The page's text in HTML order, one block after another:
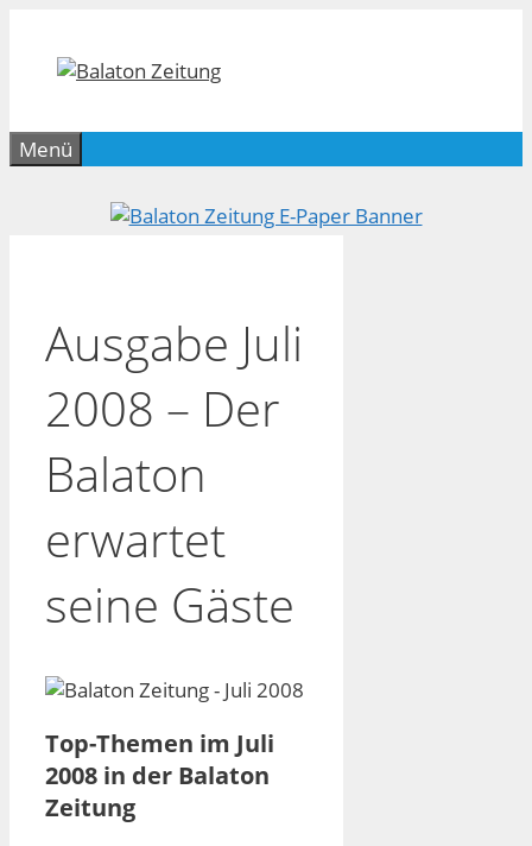
springen
Menü
Ausgabe Juli
2008 – Der
Balaton
erwartet
seine Gäste
Top-Themen im Juli
2008 in der Balaton
Zeitung